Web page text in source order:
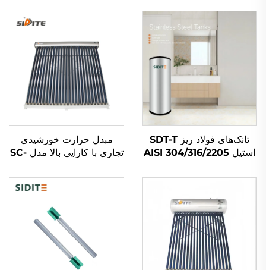
تانک‌های فولاد ریز SDT-T
استیل AISI 304/316/2205
سیستم پمپ گرما و جمع
تجاری
مبدل حرارت خورشیدی
تجاری با کارایی بالا مدل SC-
خلاء